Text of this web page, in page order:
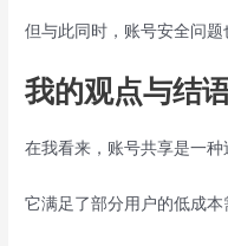
但与此同时，账号安全问题
我的观点与结
在我看来，账号共享是一种
它满足了部分用户的低成本